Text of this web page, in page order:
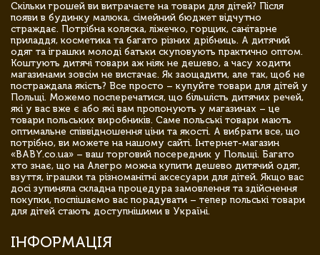
Скільки грошей ви витрачаєте на товари для дітей? Після
появи в будинку малюка, сімейний бюджет відчутно
страждає. Потрібна коляска, ліжечко, горщик, санітарне
приладдя, косметика та багато різних дрібниць. А дитячий
одяг та іграшки молоді батьки скуповують практично оптом.
Коштують дитячі товари аж ніяк не дешево, а часу ходити
магазинами зовсім не вистачає. Як заощадити, але так, щоб не
постраждала якість? Все просто – купуйте товари для дітей у
Польщі. Можемо посперечатися, що більшість дитячих речей,
які у вас вже є або які вам пропонують у магазинах – це
товари польських виробників. Саме польські товари мають
оптимальне співвідношення ціни та якості. А вибрати все, що
потрібно, ви можете на нашому сайті. Інтернет-магазин
«BABY.co.ua» – ваш торговий посередник у Польщі. Багато
хто знає, що на Алегро можна купити дешево дитячий одяг,
взуття, іграшки та різноманітні аксесуари для дітей. Якщо вас
досі зупиняла складна процедура замовлення та здійснення
покупки, поспішаємо вас порадувати – тепер польські товари
для дітей стають доступнішими в Україні.
ІНФОРМАЦІЯ